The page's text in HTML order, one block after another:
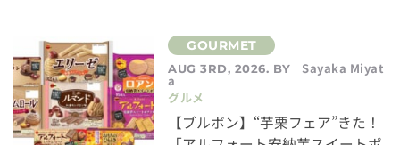
AUG 3RD, 2026. BY Sayaka Miyat
a
グルメ
【ブルボン】“芋栗フェア”きた！